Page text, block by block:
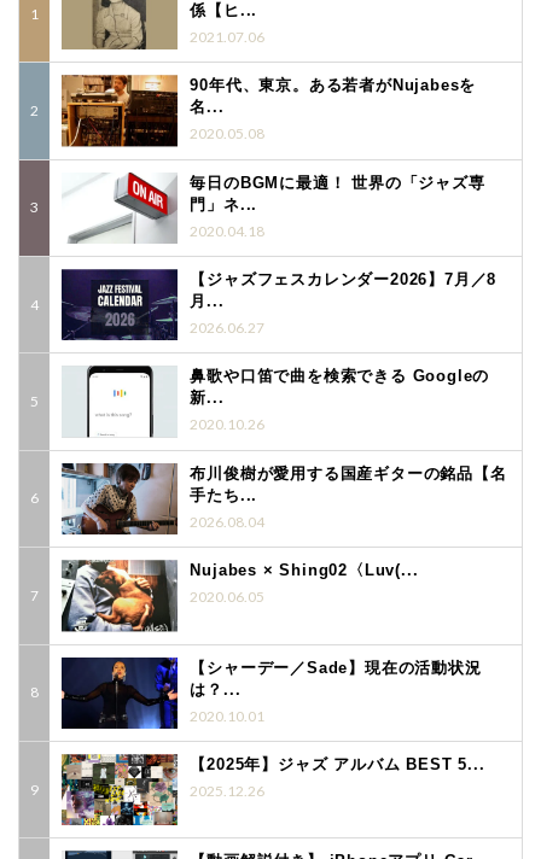
係【ヒ...
2021.07.06
90年代、東京。ある若者がNujabesを
名...
2020.05.08
毎日のBGMに最適！ 世界の「ジャズ専
門」ネ...
2020.04.18
【ジャズフェスカレンダー2026】7月／8
月...
2026.06.27
鼻歌や口笛で曲を検索できる Googleの
新...
2020.10.26
布川俊樹が愛用する国産ギターの銘品【名
手たち...
2026.08.04
Nujabes × Shing02〈Luv(...
2020.06.05
【シャーデー／Sade】現在の活動状況
は？...
2020.10.01
【2025年】ジャズ アルバム BEST 5...
2025.12.26